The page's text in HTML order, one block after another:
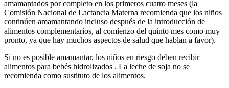
amamantados por completo en los primeros cuatro meses (la
Comisión Nacional de Lactancia Materna recomienda que los niños
continúen amamantando incluso después de la introducción de
alimentos complementarios, al comienzo del quinto mes como muy
pronto, ya que hay muchos aspectos de salud que hablan a favor).
Si no es posible amamantar, los niños en riesgo deben recibir
alimentos para bebés hidrolizados . La leche de soja no se
recomienda como sustituto de los alimentos.